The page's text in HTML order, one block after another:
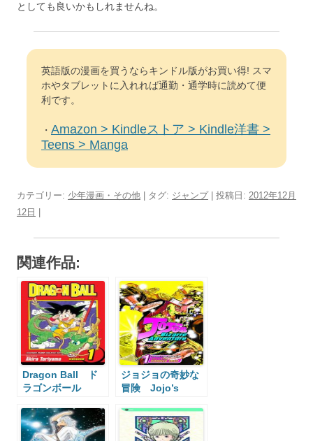
としても良いかもしれませんね。
英語版の漫画を買うならキンドル版がお買い得! スマ
ホやタブレットに入れれば通勤・通学時に読めて便
利です。
・ Amazon > Kindleストア > Kindle洋書 >
Teens > Manga
カテゴリー: 少年漫画・その他 | タグ: ジャンプ| 投稿日: 2012年12月
12日
関連作品:
Dragon Ball ド
ラゴンボール
ジョジョの奇妙な
冒険 Jojo’s
Adventure